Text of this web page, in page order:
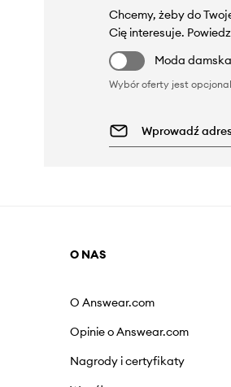
Chcemy, żeby do
Cię interesuje.
Moda damska
Wybór oferty jest
O NAS
O Answear.com
Opinie o Answear.com
Nagrody i certyfikaty